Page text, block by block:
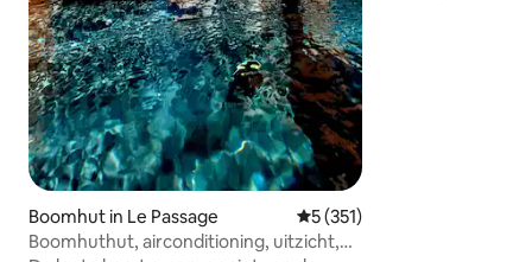
Boomhut in Le Passage Gemiddelde beoordeling
5 (351)
Boomhuthut, airconditioning, uitzicht,